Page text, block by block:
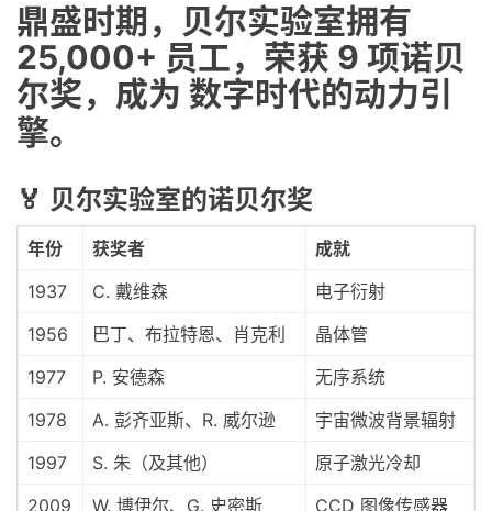
鼎盛时期，贝尔实验室拥有
25,000+ 员工，荣获 9 项诺贝
尔奖，成为 数字时代的动力引
擎。
🏅 贝尔实验室的诺贝尔奖
年份 获奖者
成就
1937
C. 戴维森
电子衍射
1956
巴丁、布拉特恩、肖克利
晶体管
1977
P. 安德森
无序系统
1978
A. 彭齐亚斯、R. 威尔逊
宇宙微波背景辐射
1997
S. 朱（及其他）
原子激光冷却
2009
W. 博伊尔、G. 史密斯 CCD 图像传感器